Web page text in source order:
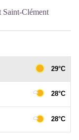
Saint-Clément